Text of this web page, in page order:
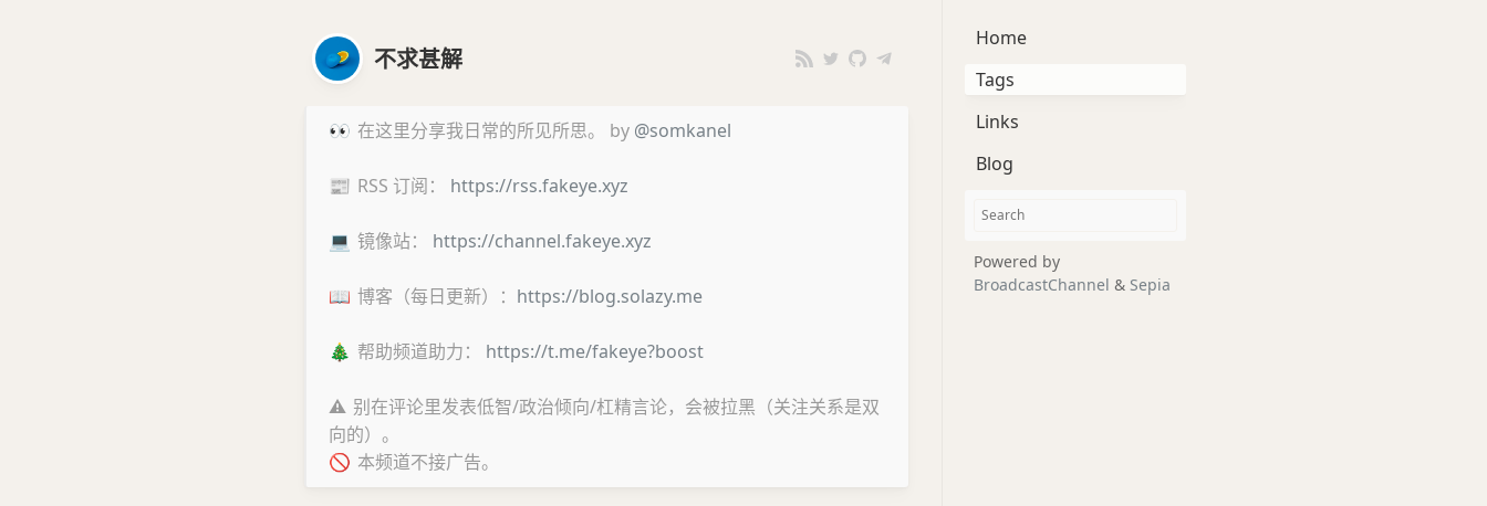
不求甚解
👀 在这里分享我日常的所见所思。 by @somkanel
📰 RSS 订阅： https://rss.fakeye.xyz
💻 镜像站： https://channel.fakeye.xyz
📖 博客（每日更新）： https://blog.solazy.me
🎄 帮助频道助力： https://t.me/fakeye?boost
⚠️ 别在评论里发表低智/政治倾向/杠精言论，会被拉黑（关注关系是双
向的）。
🚫 本频道不接广告。
Home
Tags
Links
Blog
Powered by
BroadcastChannel & Sepia